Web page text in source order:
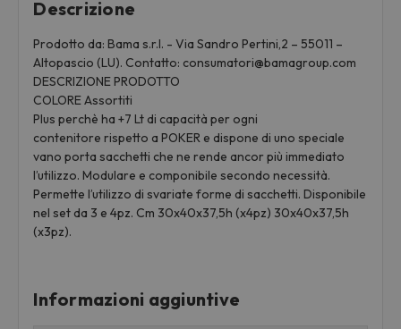
Descrizione
Prodotto da: Bama s.r.l. - Via Sandro Pertini,2 – 55011 –
Altopascio (LU). Contatto: consumatori@bamagroup.com
DESCRIZIONE PRODOTTO
COLORE Assortiti
Plus perchè ha +7 Lt di capacità per ogni
contenitore rispetto a POKER e dispone di uno speciale
vano porta sacchetti che ne rende ancor più immediato
l’utilizzo. Modulare e componibile secondo necessità.
Permette l’utilizzo di svariate forme di sacchetti. Disponibile
nel set da 3 e 4pz. Cm 30x40x37,5h (x4pz) 30x40x37,5h
(x3pz).
Informazioni aggiuntive